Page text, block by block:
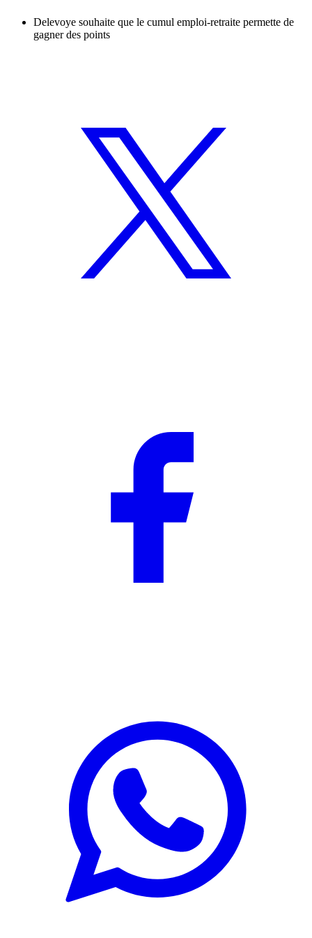
Delevoye souhaite que le cumul emploi-retraite permette de
gagner des points